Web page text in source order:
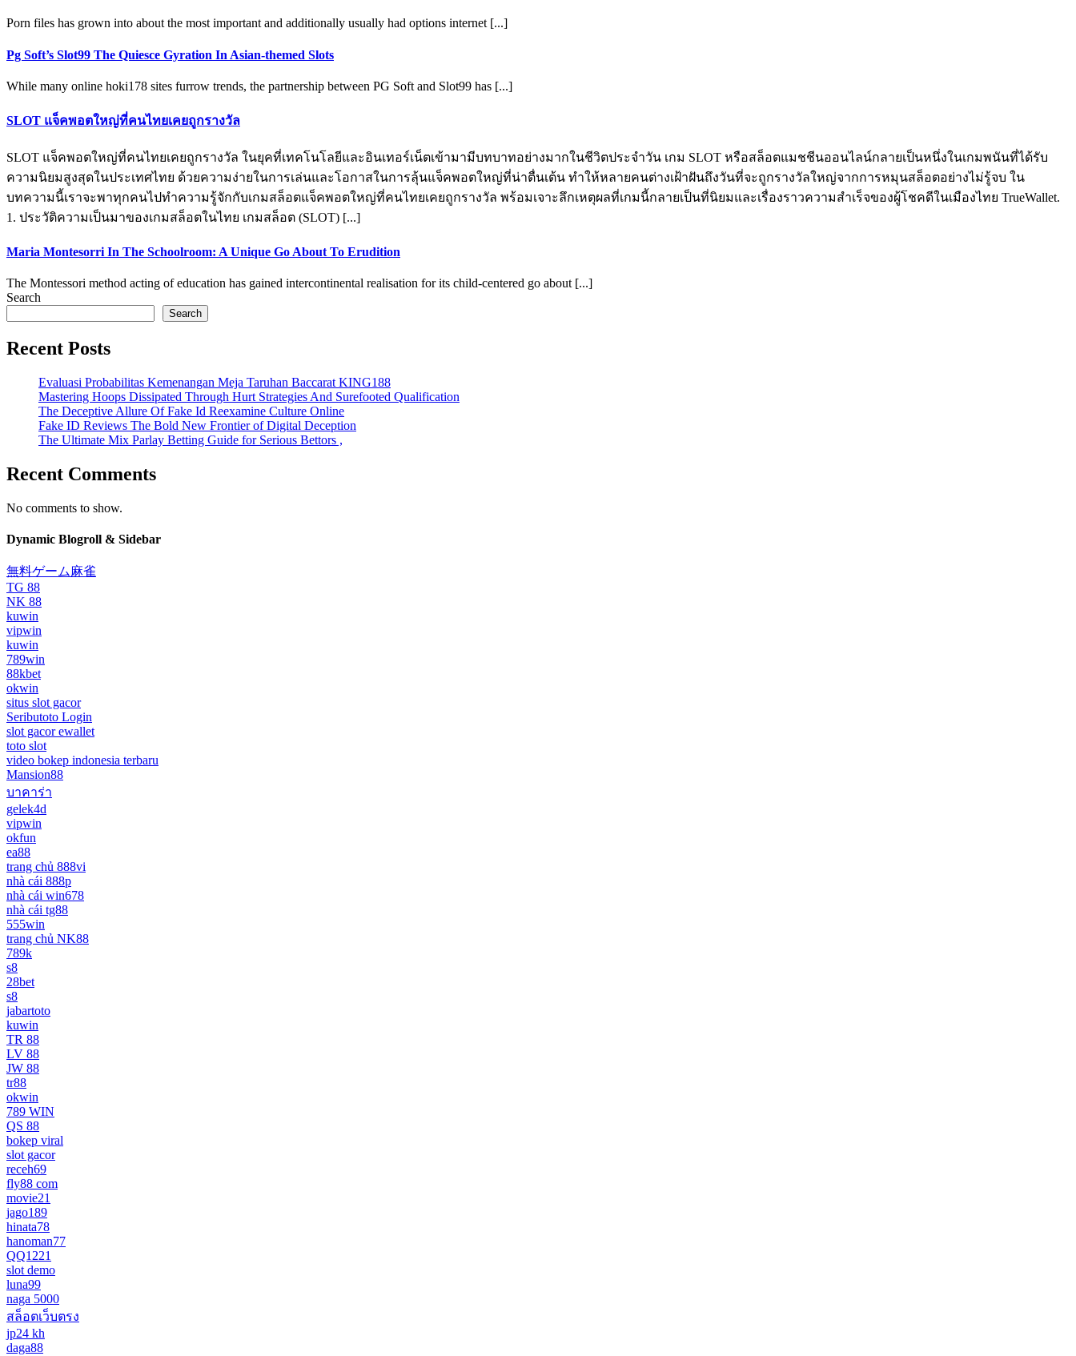
Porn files has grown into about the most important and additionally usually had options internet [...]
Pg Soft’s Slot99 The Quiesce Gyration In Asian-themed Slots
While many online hoki178 sites furrow trends, the partnership between PG Soft and Slot99 has [...]
SLOT แจ็คพอตใหญ่ที่คนไทยเคยถูกรางวัล
SLOT แจ็คพอตใหญ่ที่คนไทยเคยถูกรางวัล ในยุคที่เทคโนโลยีและอินเทอร์เน็ตเข้ามามีบทบาทอย่างมากในชีวิตประจำวัน เกม SLOT หรือสล็อตแมชชีนออนไลน์กลายเป็นหนึ่งในเกมพนันที่ได้รับ
ความนิยมสูงสุดในประเทศไทย ด้วยความง่ายในการเล่นและโอกาสในการลุ้นแจ็คพอตใหญ่ที่น่าตื่นเต้น ทำให้หลายคนต่างเฝ้าฝันถึงวันที่จะถูกรางวัลใหญ่จากการหมุนสล็อตอย่างไม่รู้จบ ใน
บทความนี้เราจะพาทุกคนไปทำความรู้จักกับเกมสล็อตแจ็คพอตใหญ่ที่คนไทยเคยถูกรางวัล พร้อมเจาะลึกเหตุผลที่เกมนี้กลายเป็นที่นิยมและเรื่องราวความสำเร็จของผู้โชคดีในเมืองไทย TrueWallet.
1. ประวัติความเป็นมาของเกมสล็อตในไทย เกมสล็อต (SLOT) [...]
Maria Montesorri In The Schoolroom: A Unique Go About To Erudition
The Montessori method acting of education has gained intercontinental realisation for its child-centered go about [...]
Search
Search
Recent Posts
Evaluasi Probabilitas Kemenangan Meja Taruhan Baccarat KING188
Mastering Hoops Dissipated Through Hurt Strategies And Surefooted Qualification
The Deceptive Allure Of Fake Id Reexamine Culture Online
Fake ID Reviews The Bold New Frontier of Digital Deception
The Ultimate Mix Parlay Betting Guide for Serious Bettors ,
Recent Comments
No comments to show.
Dynamic Blogroll & Sidebar
無料ゲーム麻雀
TG 88
NK 88
kuwin
vipwin
kuwin
789win
88kbet
okwin
situs slot gacor
Seributoto Login
slot gacor ewallet
toto slot
video bokep indonesia terbaru
Mansion88
บาคาร่า
gelek4d
vipwin
okfun
ea88
trang chủ 888vi
nhà cái 888p
nhà cái win678
nhà cái tg88
555win
trang chủ NK88
789k
s8
28bet
s8
jabartoto
kuwin
TR 88
LV 88
JW 88
tr88
okwin
789 WIN
QS 88
bokep viral
slot gacor
receh69
fly88 com
movie21
jago189
hinata78
hanoman77
QQ1221
slot demo
luna99
naga 5000
สล็อตเว็บตรง
jp24 kh
daga88